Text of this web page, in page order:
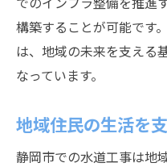
構築することが可能です
は、地域の未来を支える
なっています。
地域住民の生活を
静岡市での水道工事は地